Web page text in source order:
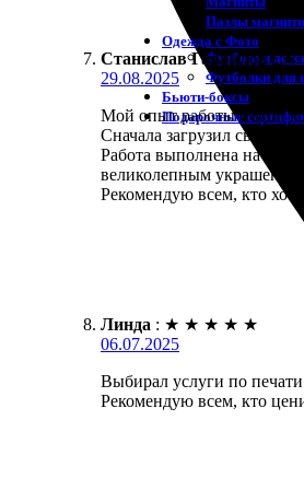
Пазлы
Одежда с Фото
Футболки
Футболки для
Бьюти-боксы
Подарочные
Станислав Гаврилов : ★
29.08.2025
Мой опыт работы с этой
Сначала загрузил свои
Работа выполнена на
великолепным украшением
Рекомендую всем, кто
Линда : ★ ★ ★ ★ ★
06.07.2025
Выбирал услуги по
Рекомендую всем, кто